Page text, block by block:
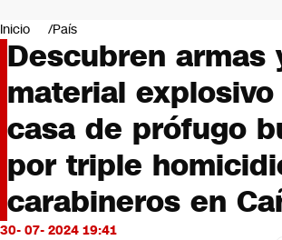
Negocios
Deportes
Programas completos
Cultura
Servicios
Bits
CNN tiempo
Futuro 360
Opinión
Inicio País
Descubren armas
material
casa de prófugo
por triple
carabineros en
30- 07- 2024 19:41